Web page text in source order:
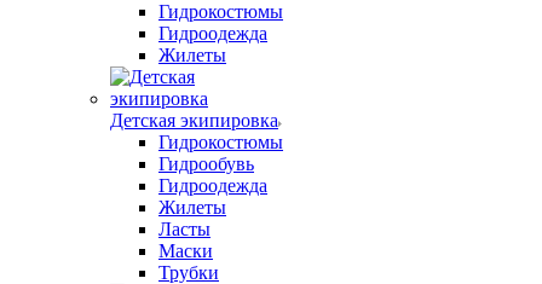
Гидрокостюмы
Гидроодежда
Жилеты
Детская экипировка
Гидрокостюмы
Гидрообувь
Гидроодежда
Жилеты
Ласты
Маски
Трубки